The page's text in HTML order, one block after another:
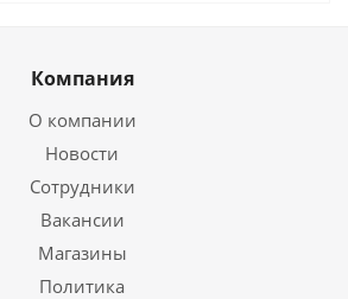
Компания
О компании
Новости
Сотрудники
Вакансии
Магазины
Политика